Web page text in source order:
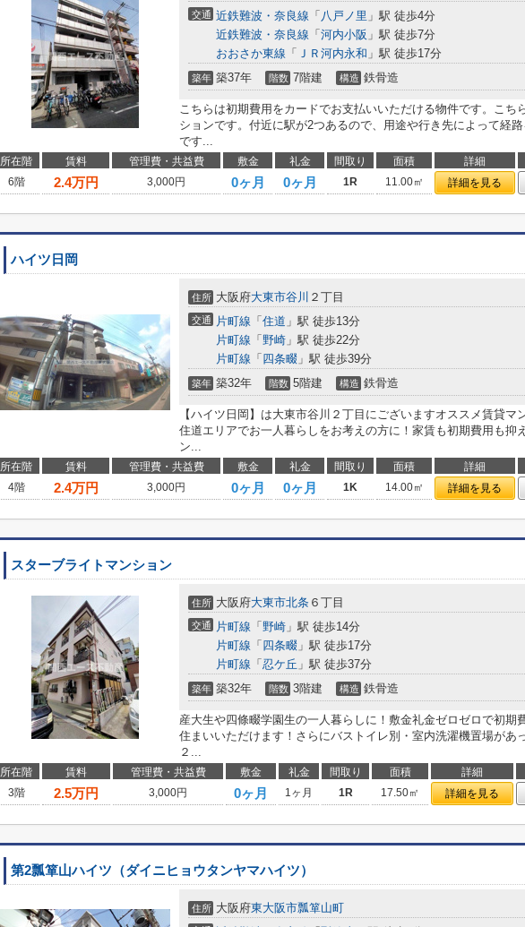
交通 近鉄難波・奈良線 「 八戸ノ里 」駅 徒歩4分
近鉄難波・奈良線 「 河内小阪 」駅 徒歩7分
おおさか東線 「 ＪＲ河内永和 」駅 徒歩17分
築年 築37年 階数 7階建 構造 鉄骨造
こちらは初期費用をカードでお支払いいただける物件です。こち
ションです。付近に駅が2つあるので、用途や行き先によって経
です...
所在階 賃料 管理費・共益費 敷金 礼金 間取り 面積 詳細
6階
2.4万円 3,000円 0ヶ月 0ヶ月 1R 11.00㎡ 詳細を見る
ハイツ日岡
住所 大阪府大東市谷川 ２丁目
交通 片町線 「 住道 」駅 徒歩13分
片町線 「 野崎 」駅 徒歩22分
片町線 「 四条畷 」駅 徒歩39分
築年 築32年 階数 5階建 構造 鉄骨造
【ハイツ日岡】は大東市谷川２丁目にございますオススメ賃貸マ
住道エリアでお一人暮らしをお考えの方に！家賃も初期費用も抑
ン...
所在階 賃料 管理費・共益費 敷金 礼金 間取り 面積 詳細
4階
2.4万円 3,000円 0ヶ月 0ヶ月 1K 14.00㎡ 詳細を見る
スターブライトマンション
住所 大阪府大東市北条 ６丁目
交通 片町線 「 野崎 」駅 徒歩14分
片町線 「 四条畷 」駅 徒歩17分
片町線 「 忍ケ丘 」駅 徒歩37分
築年 築32年 階数 3階建 構造 鉄骨造
産大生や四條畷学園生の一人暮らしに！敷金礼金ゼロゼロで初期
住まいいただけます！さらにバストイレ別・室内洗濯機置場があ
２...
所在階 賃料 管理費・共益費 敷金 礼金 間取り 面積 詳細
3階
2.5万円 3,000円 0ヶ月 1ヶ月 1R 17.50㎡ 詳細を見る
第2瓢箪山ハイツ（ダイニヒョウタンヤマハイツ）
住所 大阪府東大阪市瓢箪山町